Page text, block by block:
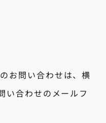
お問い合わせは、横
い合わせのメールフ